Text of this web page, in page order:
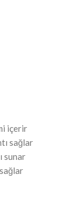
içerir
sağlar
sunar